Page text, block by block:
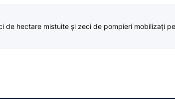
de hectare mistuite și zeci de pompieri mobilizați